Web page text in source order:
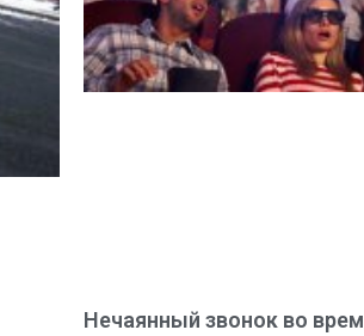
Нечаянный звонок во